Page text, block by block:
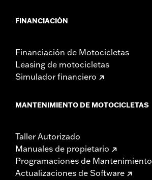
FINANCIACIÓN
Financiación de Motocicletas
Leasing de motocicletas
Simulador financiero
MANTENIMIENTO DE MOTOCICLETAS
Taller Autorizado
Manuales de propietario
Programaciones de Mantenimiento
Actualizaciones de Software